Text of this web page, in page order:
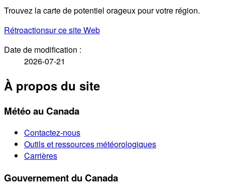
Trouvez la carte de potentiel orageux pour votre région.
Rétroactionsur ce site Web
Date de modification :
2026-07-21
À propos du site
Météo au Canada
Contactez-nous
Outils et ressources météorologiques
Carrières
Gouvernement du Canada